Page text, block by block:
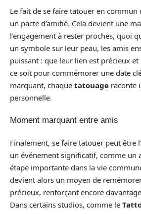
Le fait de se faire tatouer en commun
un pacte d’amitié. Cela devient une
l’engagement à rester proches, quoi
un symbole sur leur peau, les amis
puissant : que leur lien est précieux
ce soit pour commémorer une date
marquant, chaque tatouage raconte
personnelle.
Moment marquant entre amis
Finalement, se faire tatouer peut être
un événement significatif, comme un
étape importante dans la vie
devient alors un moyen de
précieux, renforçant encore
Dans certains studios, comme le